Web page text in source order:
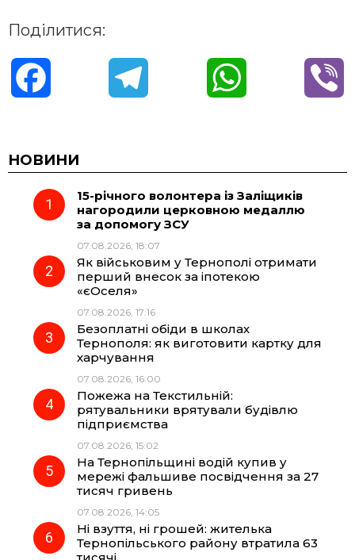
Поділитися:
c
e
o
k
e
g
r
a
m
t
A
НОВИНИ
15-річного волонтера із Заліщиків
нагородили церковною медаллю
за допомогу ЗСУ
07.08.2026, 18:07
Як військовим у Тернополі отримати
перший внесок за іпотекою
«єОселя»
07.08.2026, 17:16
Безоплатні обіди в школах
Тернополя: як виготовити картку для
харчування
07.08.2026, 16:00
Пожежа на Текстильній:
рятувальники врятували будівлю
підприємства
07.08.2026, 15:02
На Тернопільщині водій купив у
мережі фальшиве посвідчення за 27
тисяч гривень
07.08.2026, 14:05
Ні взуття, ні грошей: жителька
Тернопільського району втратила 63